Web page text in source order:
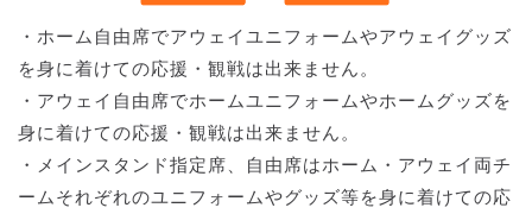
・ホーム自由席でアウェイユニフォームやアウェイグッズ
を身に着けての応援・観戦は出来ません。
・アウェイ自由席でホームユニフォームやホームグッズを
身に着けての応援・観戦は出来ません。
・メインスタンド指定席、自由席はホーム・アウェイ両チ
ームそれぞれのユニフォームやグッズ等を身に着けての応